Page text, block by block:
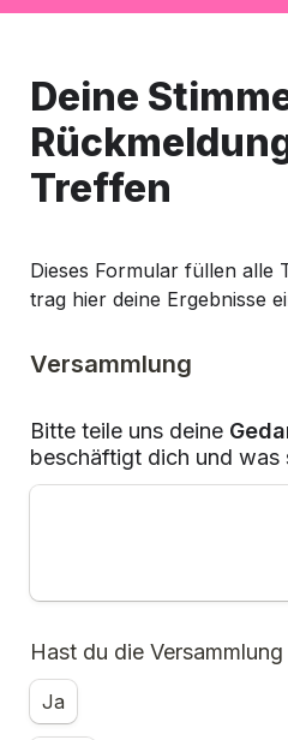
Deine
Treffen
Dieses Formular füllen alle
trag hier deine Ergebnisse
Versammlung
Bitte teile uns deine
beschäftigt dich und was
Hast du die
Ja